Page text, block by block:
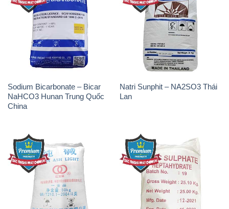
Sodium Bicarbonate – Bicar
NaHCO3 Hunan Trung Quốc
China
Natri Sunphit – NA2SO3 Thái
Lan